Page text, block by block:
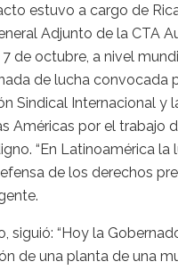
estuvo a cargo de
Adjunto de la CTA
de octubre, a nivel
de lucha convocada
Sindical Internacional y
Américas por el trabajo
“En Latinoamérica la
de los derechos
siguió: “Hoy la
de una planta de una